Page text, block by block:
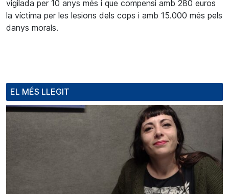
vigilada per 10 anys més i que compensi amb 280 euros
la víctima per les lesions dels cops i amb 15.000 més pels
danys morals.
EL MÉS LLEGIT